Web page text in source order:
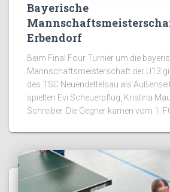
Bayerische
Erbendorf
Beim Final Four Turnier um die
Mannschaftsmeisterschaft der U13
des TSC Neuendettelsau als
spielten Evi Scheuerpflug, Kristina
Schreiber. Die Gegner kamen vom 1.